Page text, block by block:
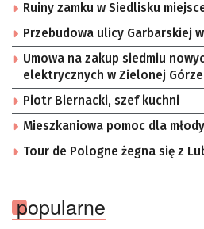
Ruiny zamku w Siedlisku
Przebudowa ulicy Garbarskiej
Umowa na zakup siedmiu
elektrycznych w Zielonej Górze
Piotr Biernacki, szef kuchni
Mieszkaniowa pomoc dla
Tour de Pologne żegna się z
popularne